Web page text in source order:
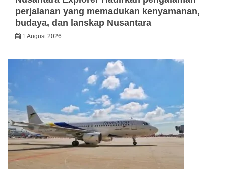
perjalanan yang memadukan kenyamanan,
budaya, dan lanskap Nusantara
1 August 2026